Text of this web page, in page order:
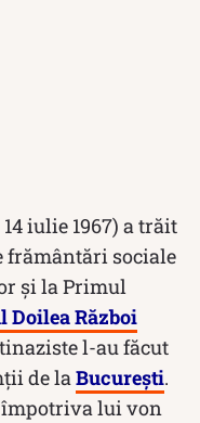
iulie 1967) a trăit
frământări sociale
și la Primul
Doilea Război
l-au făcut
de la București.
împotriva lui von